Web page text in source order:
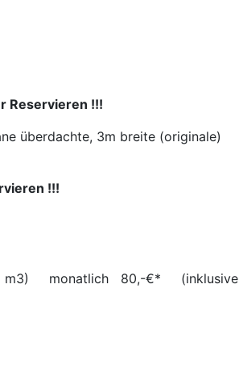
Reservieren !!!
überdachte, 3m breite (originale)
!!!
2 m3) monatlich 80,-€* (inklusive